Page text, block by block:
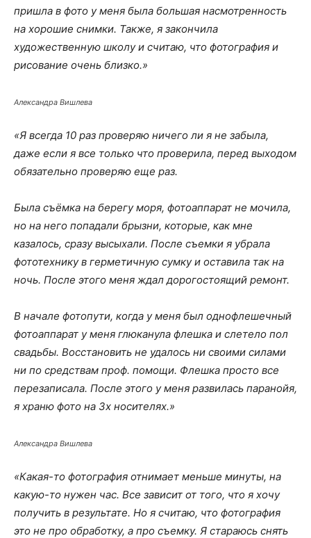
пришла в фото у меня была большая насмотренность
на хорошие снимки. Также, я закончила
художественную школу и считаю, что фотография и
рисование очень близко.»
Александра Вишлева
«Я всегда 10 раз проверяю ничего ли я не забыла,
даже если я все только что проверила, перед выходом
обязательно проверяю еще раз.
Была съёмка на берегу моря, фотоаппарат не мочила,
но на него попадали брызни, которые, как мне
казалось, сразу высыхали. После съемки я убрала
фототехнику в герметичную сумку и оставила так на
ночь. После этого меня ждал дорогостоящий ремонт.
В начале фотопути, когда у меня был однофлешечный
фотоаппарат у меня глюканула флешка и слетело пол
свадьбы. Восстановить не удалось ни своими силами
ни по средствам проф. помощи. Флешка просто все
перезаписала. После этого у меня развилась паранойя,
я храню фото на 3х носителях.»
Александра Вишлева
«Какая-то фотография отнимает меньше минуты, на
какую-то нужен час. Все зависит от того, что я хочу
получить в результате. Но я считаю, что фотография
это не про обработку, а про съемку. Я стараюсь снять